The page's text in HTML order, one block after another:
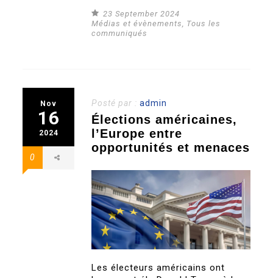
23 September 2024
Médias et évènements, Tous les
communiqués
Nov
16
2024
0
Posté par :admin
Élections américaines,
l’Europe entre
opportunités et menaces
Les électeurs américains ont